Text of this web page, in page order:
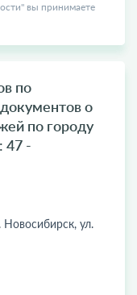
вы принимаете
по
о
по городу
47 -
Новосибирск, ул.